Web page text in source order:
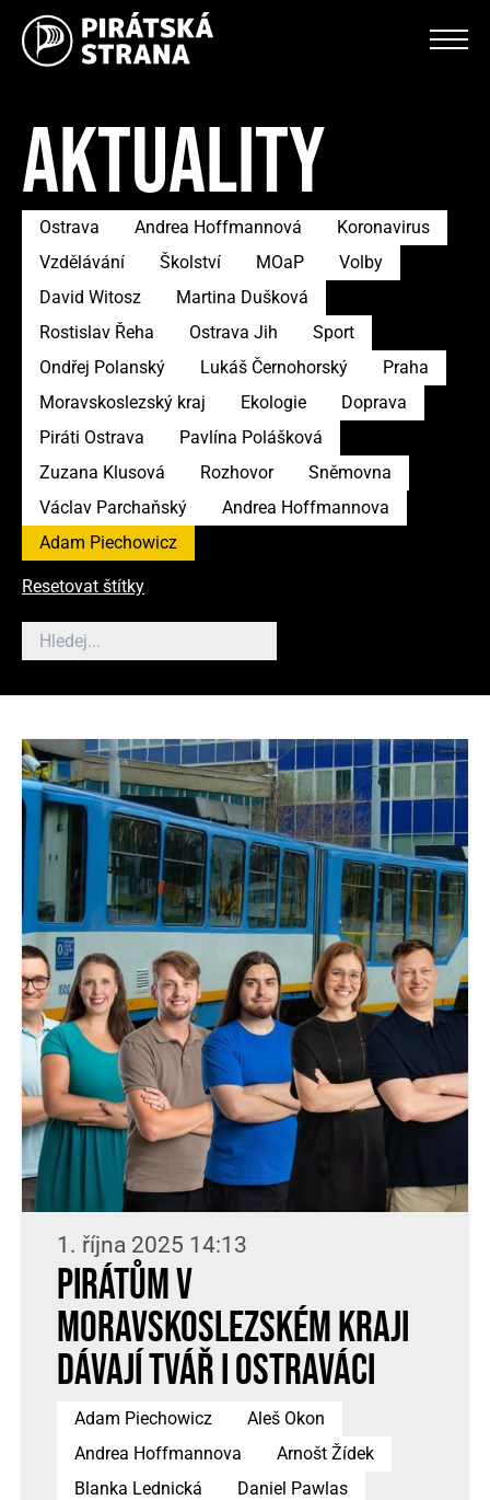
AKTUALITY
Ostrava Andrea Hoffmannová
Koronavirus
Vzdělávání
Školství MOaP
Volby
David Witosz
Martina Dušková
Rostislav Řeha
Ostrava Jih
Sport
Ondřej Polanský
Lukáš Černohorský
Praha
Moravskoslezský kraj
Ekologie
Doprava
Piráti Ostrava
Pavlína Polášková
Zuzana Klusová
Rozhovor
Sněmovna
Václav Parchaňský
Andrea Hoffmannova
Adam Piechowicz
Resetovat štítky
1. října 2025 14:13
Pirátům v
Moravskoslezském kraji
dávají tvář i Ostraváci
Adam Piechowicz
Aleš Okon
Andrea Hoffmannova
Arnošt Žídek
Blanka Lednická
Daniel Pawlas